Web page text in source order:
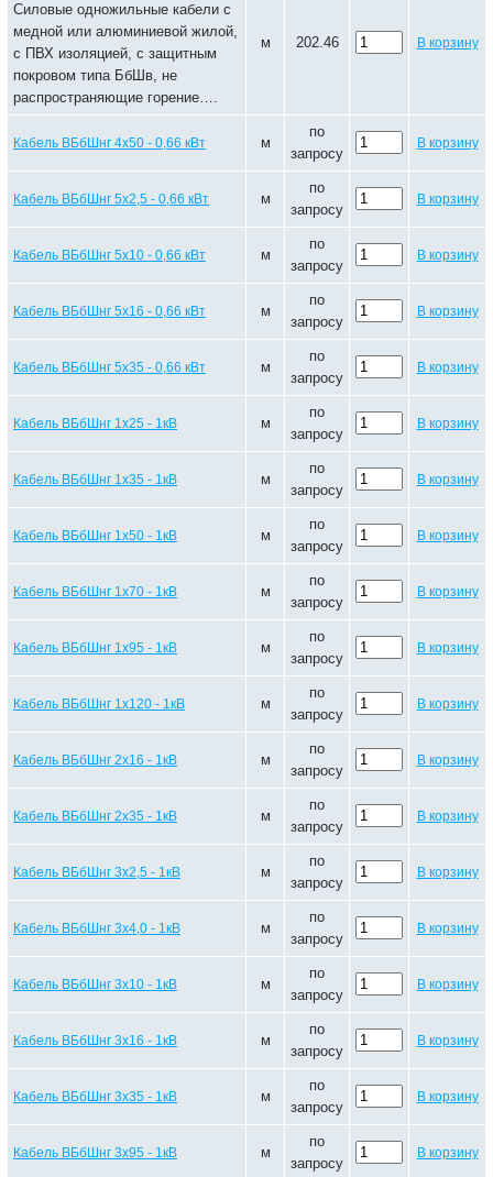
Силовые одножильные кабели с
медной или алюминиевой жилой,
с ПВХ изоляцией, с защитным
покровом типа БбШв, не
распространяющие горение….
м 202.46 В корзину
Кабель ВБбШнг 4х50 - 0,66 кВт м
по
запросу
В корзину
Кабель ВБбШнг 5х2,5 - 0,66 кВт м
по
запросу
В корзину
Кабель ВБбШнг 5х10 - 0,66 кВт м
по
запросу
В корзину
Кабель ВБбШнг 5х16 - 0,66 кВт м
по
запросу
В корзину
Кабель ВБбШнг 5х35 - 0,66 кВт м
по
запросу
В корзину
Кабель ВБбШнг 1х25 - 1кВ м
по
запросу
В корзину
Кабель ВБбШнг 1х35 - 1кВ м
по
запросу
В корзину
Кабель ВБбШнг 1х50 - 1кВ м
по
запросу
В корзину
Кабель ВБбШнг 1х70 - 1кВ м
по
запросу
В корзину
Кабель ВБбШнг 1х95 - 1кВ м
по
запросу
В корзину
Кабель ВБбШнг 1х120 - 1кВ м
по
запросу
В корзину
Кабель ВБбШнг 2х16 - 1кВ м
по
запросу
В корзину
Кабель ВБбШнг 2х35 - 1кВ м
по
запросу
В корзину
Кабель ВБбШнг 3х2,5 - 1кВ м
по
запросу
В корзину
Кабель ВБбШнг 3х4,0 - 1кВ м
по
запросу
В корзину
Кабель ВБбШнг 3х10 - 1кВ м
по
запросу
В корзину
Кабель ВБбШнг 3х16 - 1кВ м
по
запросу
В корзину
Кабель ВБбШнг 3х35 - 1кВ м
по
запросу
В корзину
Кабель ВБбШнг 3х95 - 1кВ м
по
запросу
В корзину